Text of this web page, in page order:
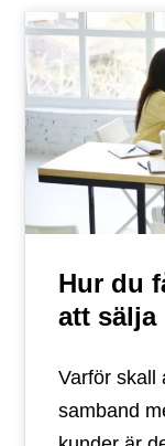
Hur du
att sälja
Varför skall
samband